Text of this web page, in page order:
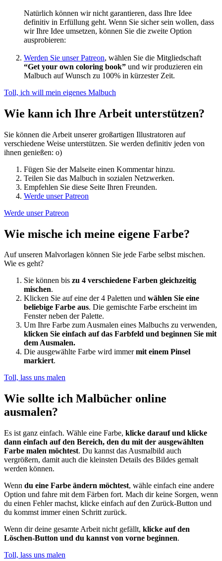
Natürlich können wir nicht garantieren, dass Ihre Idee
definitiv in Erfüllung geht. Wenn Sie sicher sein wollen, dass
wir Ihre Idee umsetzen, können Sie die zweite Option
ausprobieren:
Werden Sie unser Patreon, wählen Sie die Mitgliedschaft
“Get your own coloring book” und wir produzieren ein
Malbuch auf Wunsch zu 100% in kürzester Zeit.
Toll, ich will mein eigenes Malbuch
Wie kann ich Ihre Arbeit unterstützen?
Sie können die Arbeit unserer großartigen Illustratoren auf
verschiedene Weise unterstützen. Sie werden definitiv jeden von
ihnen genießen: o)
Fügen Sie der Malseite einen Kommentar hinzu.
Teilen Sie das Malbuch in sozialen Netzwerken.
Empfehlen Sie diese Seite Ihren Freunden.
Werde unser Patreon
Werde unser Patreon
Wie mische ich meine eigene Farbe?
Auf unseren Malvorlagen können Sie jede Farbe selbst mischen.
Wie es geht?
Sie können bis zu 4 verschiedene Farben gleichzeitig
mischen.
Klicken Sie auf eine der 4 Paletten und wählen Sie eine
beliebige Farbe aus. Die gemischte Farbe erscheint im
Fenster neben der Palette.
Um Ihre Farbe zum Ausmalen eines Malbuchs zu verwenden,
klicken Sie einfach auf das Farbfeld und beginnen Sie mit
dem Ausmalen.
Die ausgewählte Farbe wird immermit einem Pinsel
markiert.
Toll, lass uns malen
Wie sollte ich Malbücher online
ausmalen?
Es ist ganz einfach. Wähle eine Farbe, klicke darauf und klicke
dann einfach auf den Bereich, den du mit der ausgewählten
Farbe malen möchtest. Du kannst das Ausmalbild auch
vergrößern, damit auch die kleinsten Details des Bildes gemalt
werden können.
Wenn du eine Farbe ändern möchtest, wähle einfach eine andere
Option und fahre mit dem Färben fort. Mach dir keine Sorgen, wenn
du einen Fehler machst, klicke einfach auf den Zurück-Button und
du kommst immer einen Schritt zurück.
Wenn dir deine gesamte Arbeit nicht gefällt, klicke auf den
Löschen-Button und du kannst von vorne beginnen.
Toll, lass uns malen